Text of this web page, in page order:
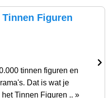
Figuren
tinnen figuren en
Dat is wat je
Tinnen Figuren .. »